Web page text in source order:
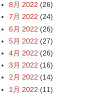
8月 2022 (26)
7月 2022 (24)
6月 2022 (26)
5月 2022 (27)
4月 2022 (26)
3月 2022 (16)
2月 2022 (14)
1月 2022 (11)